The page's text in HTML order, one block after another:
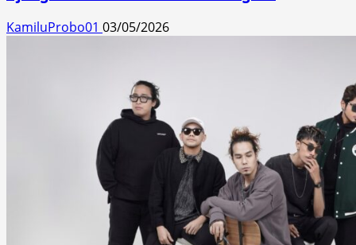
KamiluProbo01 03/05/2026